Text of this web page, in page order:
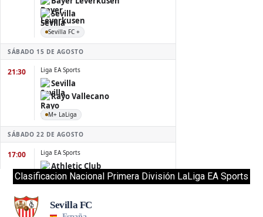
Clasificacion Nacional Primera División LaLiga EA Sports